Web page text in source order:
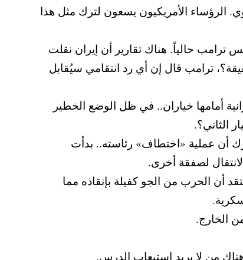
الرؤساء الأمريكيون يسعون لترك مثل هذا
ترامب حالياً. هناك تقارير أن إيران نقلت
ترامب قال إن أي رد انتقامي سيُقابل
أمامها خياران.. في ظل الوضع الخطير
الثاني؟.
له ما كان يحلم به منذ 30 عاماً. لكن ترامب لا يدرك أن عملية «اختطاف» رئاسته.. بدأت
لصفقة أخرى.
أن الحرب من الجو كفيلة بإنقاذه مما
الخارج.
من لا يريد استيعاب الدرس.